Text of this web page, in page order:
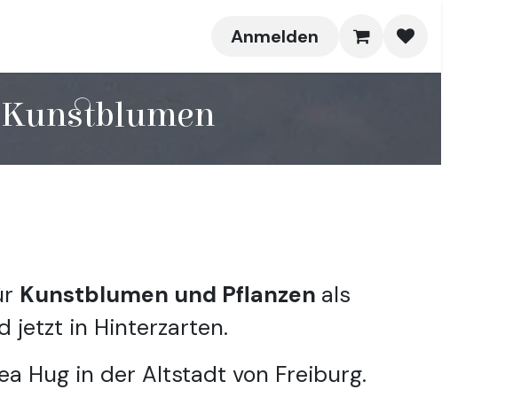
Anmelden
Kunstblumen und Pflanzen als
jetzt in Hinterzarten.
Hug in der Altstadt von Freiburg.